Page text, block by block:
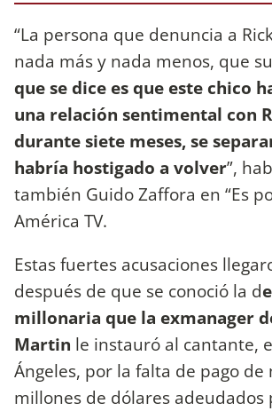
“La persona que denuncia a
nada más y nada menos, que
que se dice es que este chico
una relación sentimental con
durante siete meses, se
habría hostigado a volver”,
también Guido Zaffora en “Es
América TV.
Estas fuertes acusaciones
después de que se conoció la d
millonaria que la exmanager
Martin le instauró al cantante,
Ángeles, por la falta de pago de
millones de dólares adeudados